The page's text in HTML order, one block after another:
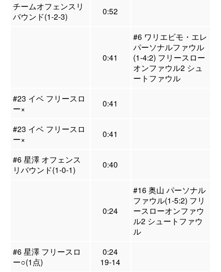
チームオフェンスリ
バウンド(1-2-3)
0:52
0:41
#6 ワリエビモ・エレ
パーソナルファウル
(1-4:2) フリースロー
オンファウル2 シュ
ートファウル
#23 イベ フリースロ
ー×
0:41
#23 イベ フリースロ
ー×
0:41
#6 星澤 オフェンス
リバウンド(1-0-1)
0:40
0:24
#16 奥山 パーソナル
ファウル(1-5:2) フリ
ースローオンファウ
ル2 シュートファウ
ル
#6 星澤 フリースロ
ー○(1点)
0:24
19-14